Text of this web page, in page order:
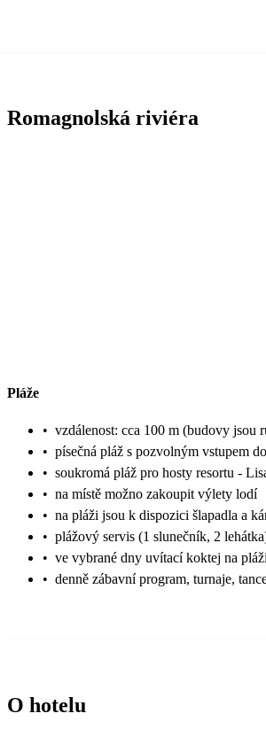
Romagnolská riviéra
Pláže
• vzdálenost: cca 100 m (budovy jsou
• písečná pláž s pozvolným vstupem
• soukromá pláž pro hosty resortu -
• na místě možno zakoupit výlety lodí
• na pláži jsou k dispozici šlapadla a
• plážový servis (1 slunečník, 2
• ve vybrané dny uvítací koktej na pláži
• denně zábavní program, turnaje,
O hotelu